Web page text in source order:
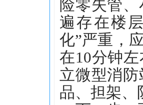
险零失管
遍存在楼
化”严重，
在10分钟
立微型消
品、担架、